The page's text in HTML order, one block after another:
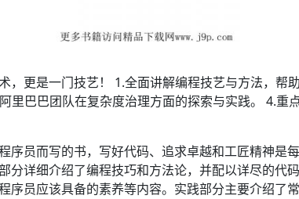
，更是一门技艺！ 1.全面讲解编程技艺与方法，
里巴巴团队在复杂度治理方面的探索与实践。 4.重
序员而写的书，写好代码、追求卓越和工匠精神是
分详细介绍了编程技巧和方法论，并配以详尽的代
序员应该具备的素养等内容。实践部分主要介绍了